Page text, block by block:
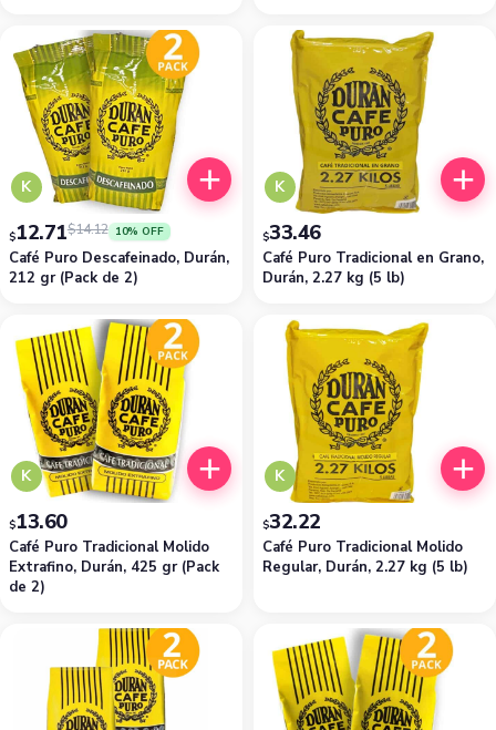
K
Café Puro Descafeinado, Durán,
212 gr (Pack de 2)
$14.12
$12.71 10% OFF
K
Café Puro Tradicional en Grano,
Durán, 2.27 kg (5 lb)
$33.46
K
Café Puro Tradicional Molido
Extrafino, Durán, 425 gr (Pack
de 2)
$13.60
K
Café Puro Tradicional Molido
Regular, Durán, 2.27 kg (5 lb)
$32.22